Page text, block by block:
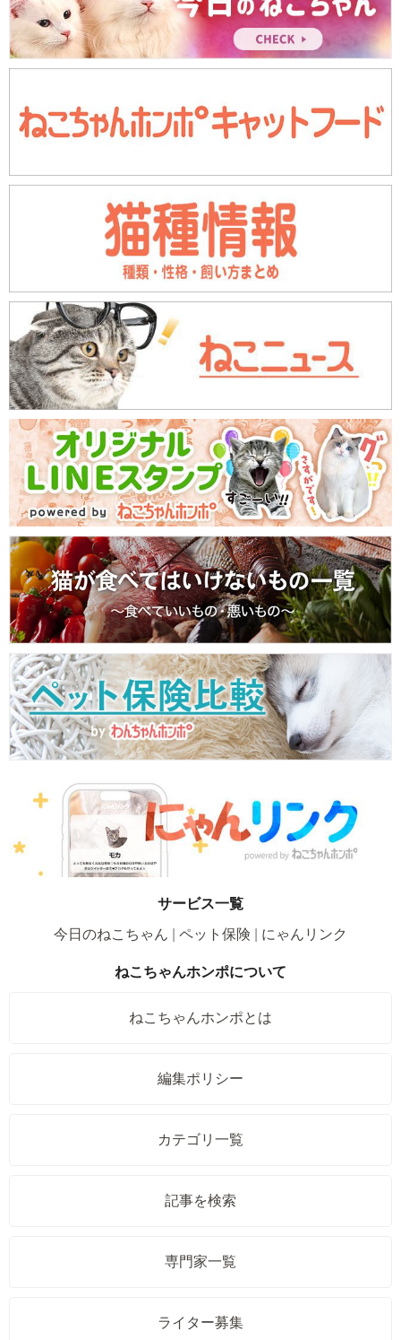
サービス一覧
今日のねこちゃん
ペット保険 にゃんリンク
ねこちゃんホンポについて
ねこちゃんホンポとは
編集ポリシー
カテゴリ一覧
記事を検索
専門家一覧
ライター募集